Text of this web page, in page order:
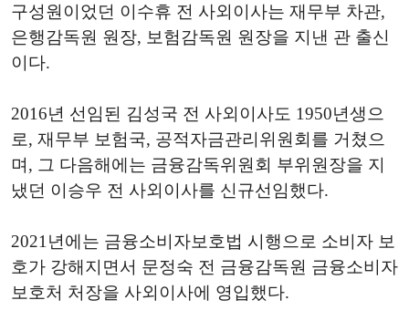
구성원이었던 이수휴 전 사외이사는 재무부 차관,
은행감독원 원장, 보험감독원 원장을 지낸 관 출신
이다.
2016년 선임된 김성국 전 사외이사도 1950년생으
로, 재무부 보험국, 공적자금관리위원회를 거쳤으
며, 그 다음해에는 금융감독위원회 부위원장을 지
냈던 이승우 전 사외이사를 신규선임했다.
2021년에는 금융소비자보호법 시행으로 소비자 보
호가 강해지면서 문정숙 전 금융감독원 금융소비자
보호처 처장을 사외이사에 영입했다.